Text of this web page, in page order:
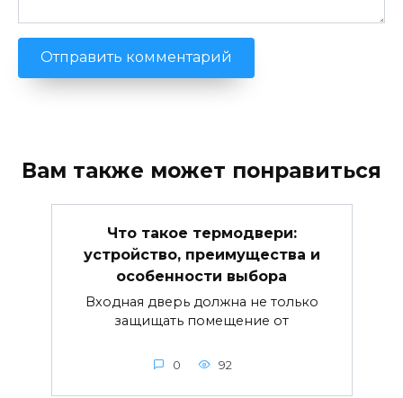
Вам также может понравиться
Что такое термодвери:
устройство, преимущества и
особенности выбора
Входная дверь должна не только
защищать помещение от
0 92